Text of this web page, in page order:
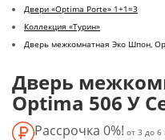
Двери «Optima Porte» 1+1=3
Коллекция «Турин»
Дверь межкомнатная Эко Шпон,
Дверь
Optima 506 У
Рассрочка 0%! от 3 до 6